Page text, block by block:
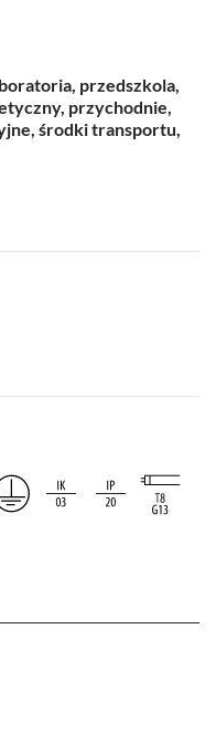
przedszkola,
przychodnie,
środki transportu,